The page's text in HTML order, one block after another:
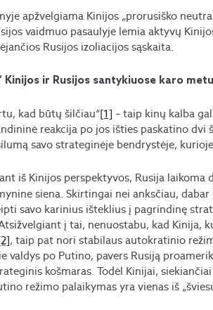
apžvelgiama Kinijos „prorusiško
vaidmuo pasaulyje lemia aktyvų
Rusijos izoliacijos sąskaita.
Kinijos ir Rusijos santykiuose karo metu
kad būtų šilčiau“[1] – taip kinų kalba
reakcija po jos išties paskatino
savo strateginėje bendrystėje,
iš Kinijos perspektyvos, Rusija laikoma
siena. Skirtingai nei anksčiau,
savo karinius išteklius į pagrindinę
į tai, nenuostabu, kad Kinija,
, taip pat nori stabilaus autokratinio
valdys po Putino, pavers Rusiją
košmaras. Todėl Kinijai,
režimo palaikymas yra vienas iš